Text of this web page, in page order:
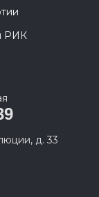
РИК
д. 33